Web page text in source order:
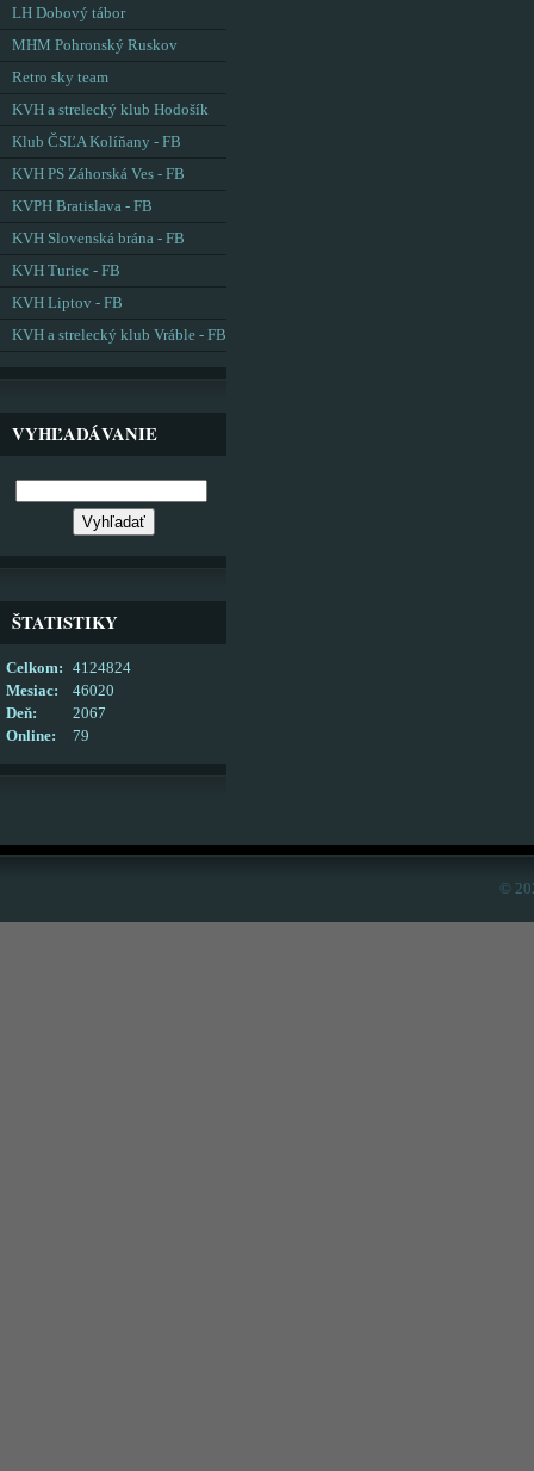
LH Dobový tábor
MHM Pohronský Ruskov
Retro sky team
KVH a strelecký klub Hodošík
Klub ČSĽA Kolíňany - FB
KVH PS Záhorská Ves - FB
KVPH Bratislava - FB
KVH Slovenská brána - FB
KVH Turiec - FB
KVH Liptov - FB
KVH a strelecký klub Vráble - FB
VYHĽADÁVANIE
ŠTATISTIKY
Online: 79
Celkom:
4124824
Mesiac:
46020
Deň:
2067
©